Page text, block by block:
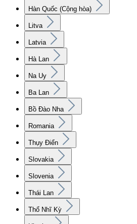
Hàn Quốc (Cộng hòa)
Litva
Latvia
Hà Lan
Na Uy
Ba Lan
Bồ Đào Nha
Romania
Thụy Điển
Slovakia
Slovenia
Thái Lan
Thổ Nhĩ Kỳ